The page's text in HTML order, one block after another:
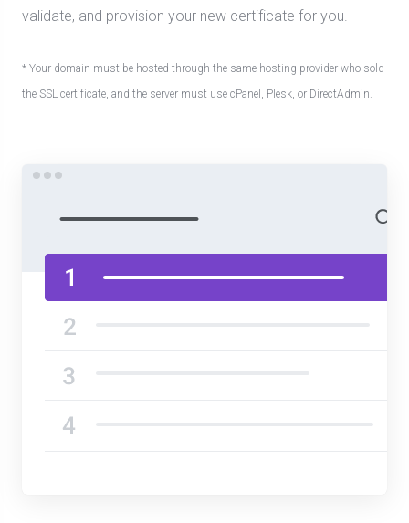
validate, and provision your new certificate for you.
* Your domain must be hosted through the same hosting provider who sold
the SSL certificate, and the server must use cPanel, Plesk, or DirectAdmin.